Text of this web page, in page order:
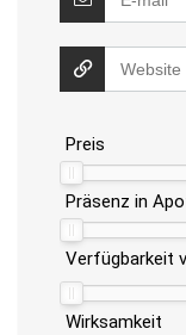
Preis
Präsenz in
Verfügbarkeit
Wirksamkeit